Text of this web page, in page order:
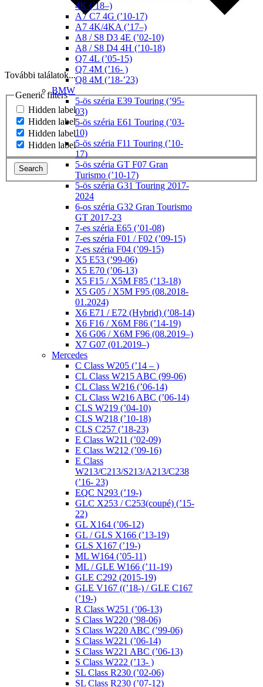
További találatok...
Generic filters
Hidden label
Hidden label
Hidden label
Hidden label
Search
4K (’18–)
A7 C7 4G (’10-17)
A7 4K/4KA (’17–)
A8 / S8 D3 4E (’02-10)
A8 / S8 D4 4H (’10-18)
Q7 4L (’05-15)
Q7 4M (’16- )
Q8 4M (’18-’23)
BMW
5-ös széria E39 Touring (’95-
03)
5-ös széria E61 Touring (’03-
10)
5-ös széria F11 Touring (’10-
17)
5-ös széria GT F07 Gran
Turismo (’10-17)
5-ös széria G31 Touring 2017-
2024
6-os széria G32 Gran Tourismo
GT 2017-23
7-es széria E65 (’01-08)
7-es széria F01 / F02 (’09-15)
7-es széria F04 (’09-15)
X5 E53 (’99-06)
X5 E70 (’06-13)
X5 F15 / X5M F85 (’13-18)
X5 G05 / X5M F95 (08.2018-
01.2024)
X6 E71 / E72 (Hybrid) (’08-14)
X6 F16 / X6M F86 (’14-19)
X6 G06 / X6M F96 (08.2019–)
X7 G07 (01.2019–)
Mercedes
C Class W205 (’14 – )
CL Class W215 ABC (99-06)
CL Class W216 (’06-14)
CL Class W216 ABC (’06-14)
CLS W219 (’04-10)
CLS W218 (’10-18)
CLS C257 (’18-23)
E Class W211 (’02-09)
E Class W212 (’09-16)
E Class
W213/C213/S213/A213/C238
(’16- 23)
EQC N293 (’19-)
GLC X253 / C253(coupé) (’15-
22)
GL X164 (’06-12)
GL / GLS X166 (’13-19)
GLS X167 (’19-)
ML W164 (’05-11)
ML / GLE W166 (’11-19)
GLE C292 (2015-19)
GLE V167 ((’18-) / GLE C167
(’19-)
R Class W251 (’06-13)
S Class W220 (’98-06)
S Class W220 ABC (’99-06)
S Class W221 (’06-14)
S Class W221 ABC (’06-13)
S Class W222 (’13- )
SL Class R230 (’02-06)
SL Class R230 (’07-12)